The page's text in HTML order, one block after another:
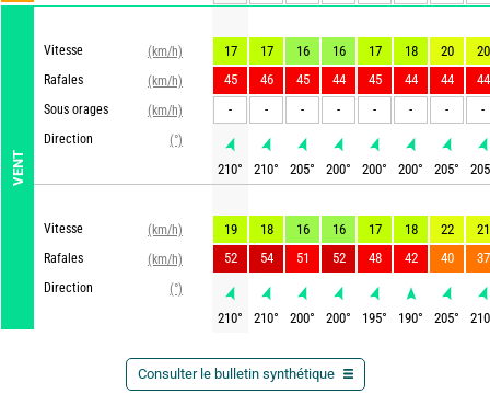
VENT
Vitesse
(km/h)
Rafales
(km/h)
Sous orages
(km/h)
Direction
(°)
Vitesse
(km/h)
Rafales
(km/h)
Direction
(°)
17 17 16 16 17 18 20
20
45
46 45 44 45 44 44
44
-
- - - - - - -
210° 210° 205° 200° 200° 200° 205° 205
19 18 16 16 17 18 22
21
52
54 51 52 48 42 40 37
210° 210° 200° 200° 195° 190° 205° 210
Consulter le bulletin synthétique